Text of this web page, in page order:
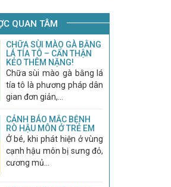
QUAN TÂM
CHỮA SÙI MÀO GÀ BẰNG
LÁ TÍA TÔ – CẨN THẬN
KẺO THÊM NẶNG!
Chữa sùi mào gà bằng lá
tía tô là phương pháp dân
gian đơn giản,...
CẢNH BÁO MẮC BỆNH
RÒ HẬU MÔN Ở TRẺ EM
Ở bé, khi phát hiện ở vùng
cạnh hậu môn bị sưng đỏ,
cương mủ...